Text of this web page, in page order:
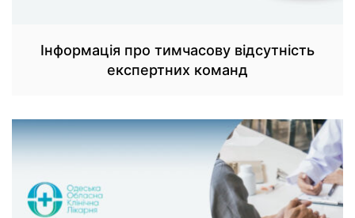
Інформація про тимчасову відсутність
експертних команд